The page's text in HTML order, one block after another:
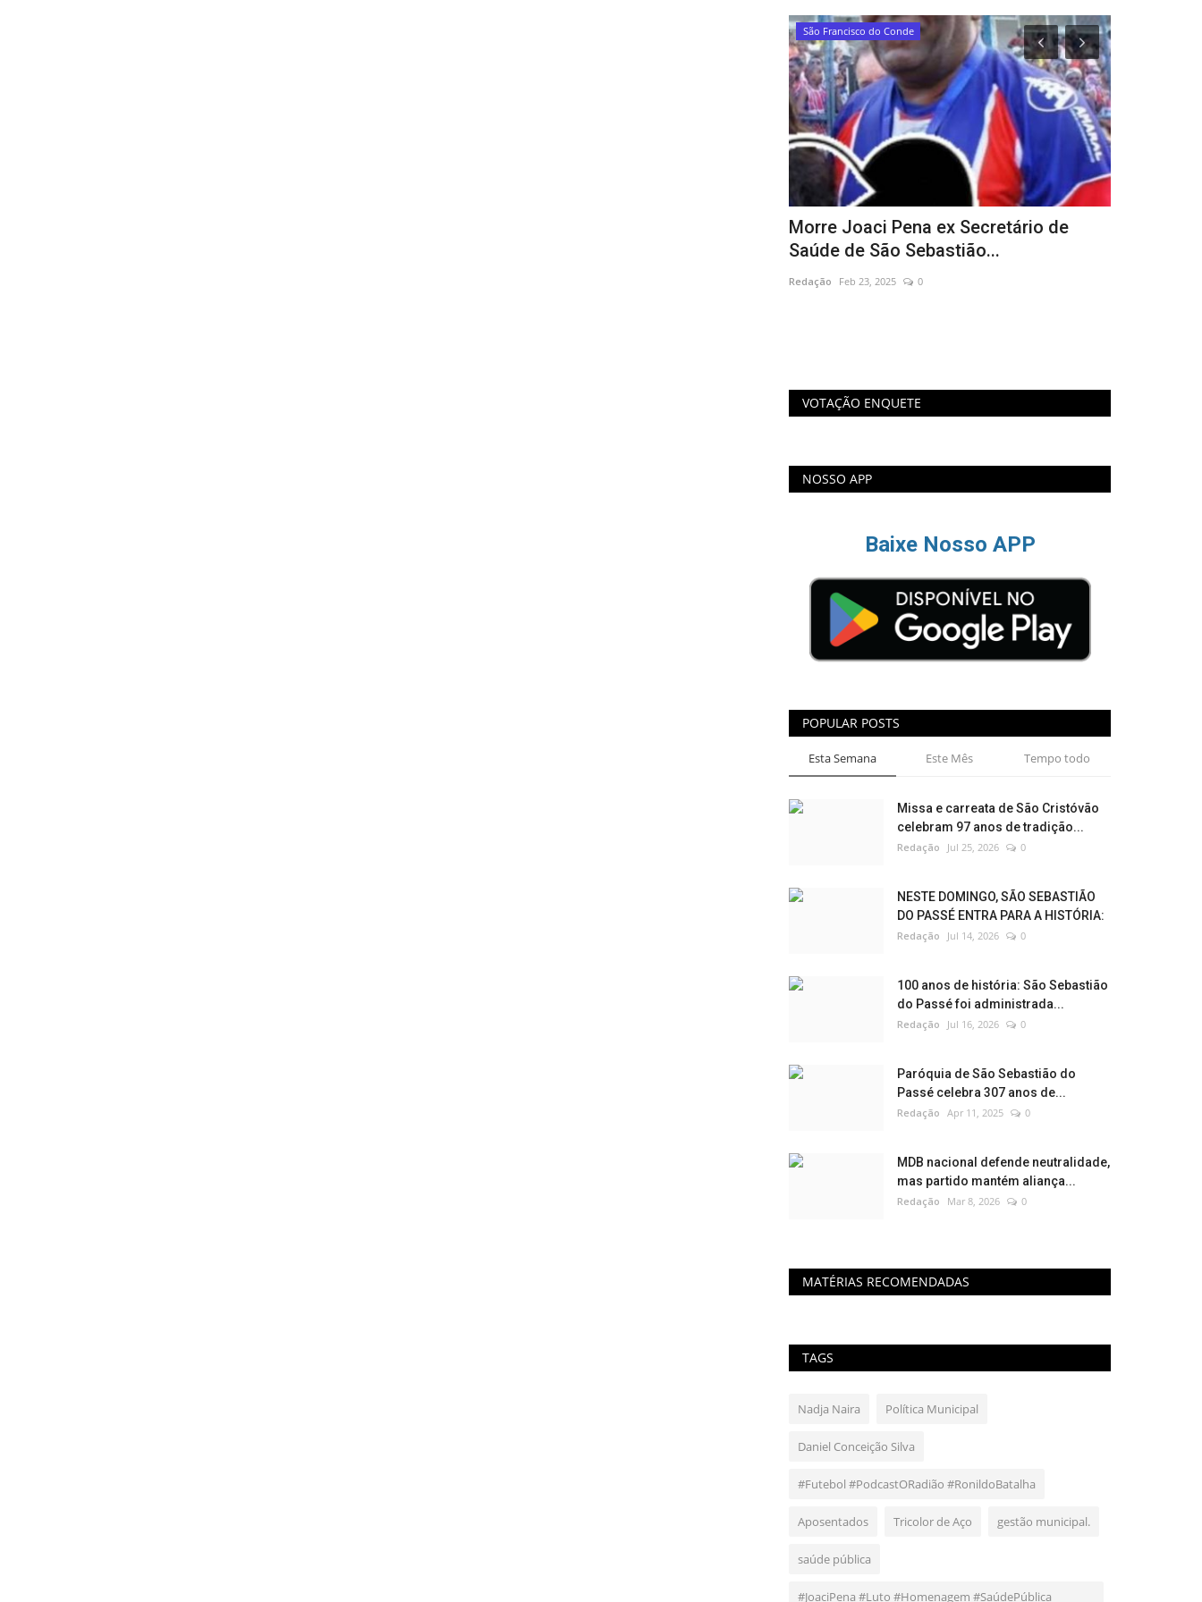
São Francisco do Conde
Morre Joaci Pena ex Secretário de
Saúde de São Sebastião...
Redação Feb 23, 2025 0
VOTAÇÃO ENQUETE
NOSSO APP
Baixe Nosso APP
POPULAR POSTS
Esta Semana Este Mês Tempo todo
Missa e carreata de São Cristóvão
celebram 97 anos de tradição...
Redação Jul 25, 2026 0
NESTE DOMINGO, SÃO SEBASTIÃO
DO PASSÉ ENTRA PARA A HISTÓRIA:
Redação Jul 14, 2026 0
100 anos de história: São Sebastião
do Passé foi administrada...
Redação Jul 16, 2026 0
Paróquia de São Sebastião do
Passé celebra 307 anos de...
Redação Apr 11, 2025 0
MDB nacional defende neutralidade,
mas partido mantém aliança...
Redação Mar 8, 2026 0
MATÉRIAS RECOMENDADAS
TAGS
Nadja Naira Política Municipal
Daniel Conceição Silva
#Futebol #PodcastORadião #RonildoBatalha
Aposentados Tricolor de Aço gestão municipal.
saúde pública
#JoaciPena #Luto #Homenagem #SaúdePública